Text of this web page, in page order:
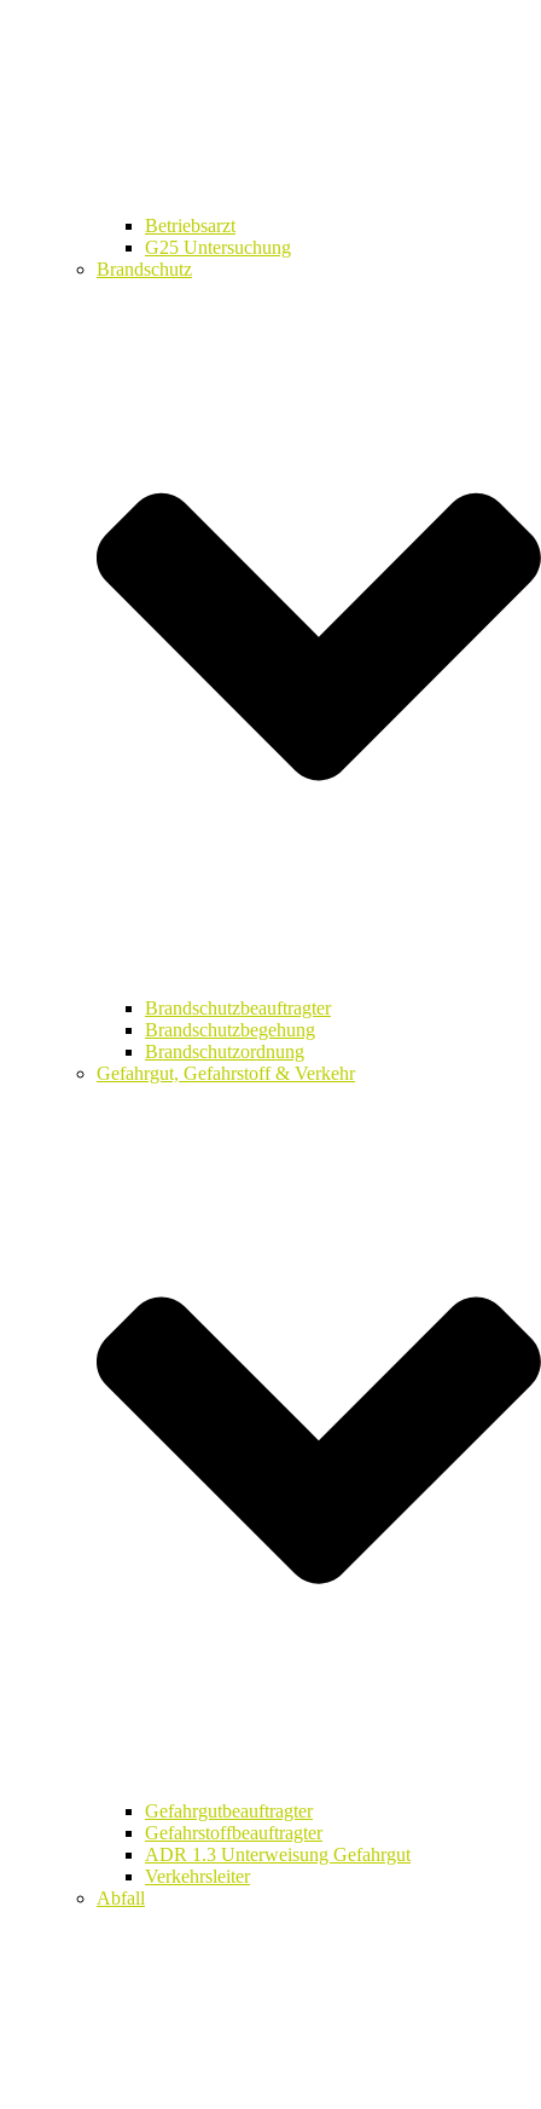
Betriebsarzt
G25 Untersuchung
Brandschutz
Brandschutzbeauftragter
Brandschutzbegehung
Brandschutzordnung
Gefahrgut, Gefahrstoff & Verkehr
Gefahrgutbeauftragter
Gefahrstoffbeauftragter
ADR 1.3 Unterweisung Gefahrgut
Verkehrsleiter
Abfall